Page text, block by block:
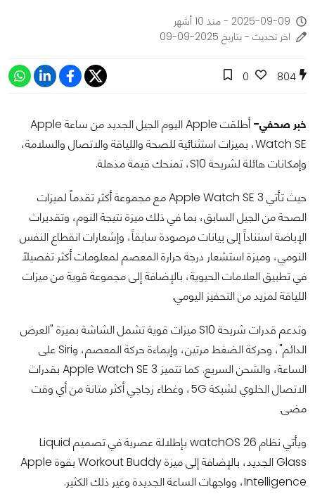
2025-09-09 - منذ 10 أشهر
اخر تحديث - بتاريخ 2025-09-09
804
0
خبر صحفي-
أطلقت Apple اليوم الجيل الجديد من ساعة Apple
Watch SE، بميزات استثنائية للصحة واللياقة والاتصال والسلامة،
وإمكانات هائلة لشريحة S10، تمنحك قيمة مذهلة.
حيث تأتي Apple Watch SE 3 مع مجموعة أكثر تقدماً لميزات
الصحة من الجيل السابق، بما في ذلك ميزة نتيجة النوم، وتقديرات
الإباضة استناداً إلى بيانات مرصودة سابقاً، وإشعارات انقطاع النفس
النومي، وميزة استشعار درجة حرارة المعصم لمعلومات أكثر تفصيلاً
في تطبيق العلامات الحيوية، بالإضافة إلى مجموعة قوية من ميزات
اللياقة لمزيد من التحفيز اليومي.
وتدعم قدرات شريحة S10 ميزات قوية تشمل الشاشة بميزة "العرض
الدائم"، وحركة الضغط مرتين، وإيماءة حركة المعصم، وSiri على
الساعة، والشحن السريع. كما تتميز Apple Watch SE 3 بقدرات
الاتصال الخلوي لشبكة 5G، وغطاء زجاجي أكثر متانة من أي وقت
مضى.
ويأتي نظام watchOS 26 بإطلالة عصرية في تصميم Liquid
Glass الجديد، بالإضافة إلى ميزة Workout Buddy بقوة Apple
Intelligence، وواجهات الساعة الجديدة وغير ذلك الكثير.